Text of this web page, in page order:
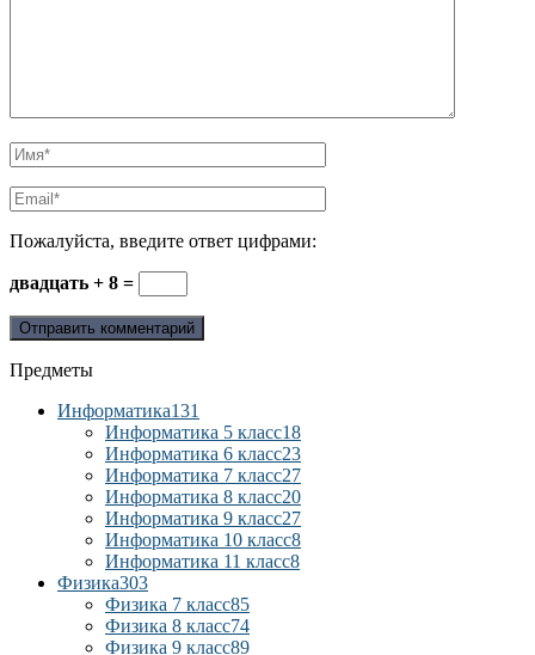
Пожалуйста, введите ответ цифрами:
двадцать + 8 =
Предметы
Информатика131
Информатика 5 класс18
Информатика 6 класс23
Информатика 7 класс27
Информатика 8 класс20
Информатика 9 класс27
Информатика 10 класс8
Информатика 11 класс8
Физика303
Физика 7 класс85
Физика 8 класс74
Физика 9 класс89